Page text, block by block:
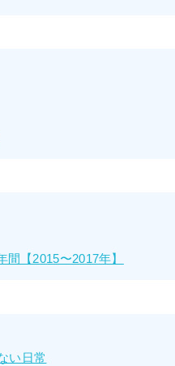
【2015〜2017年】
い日常